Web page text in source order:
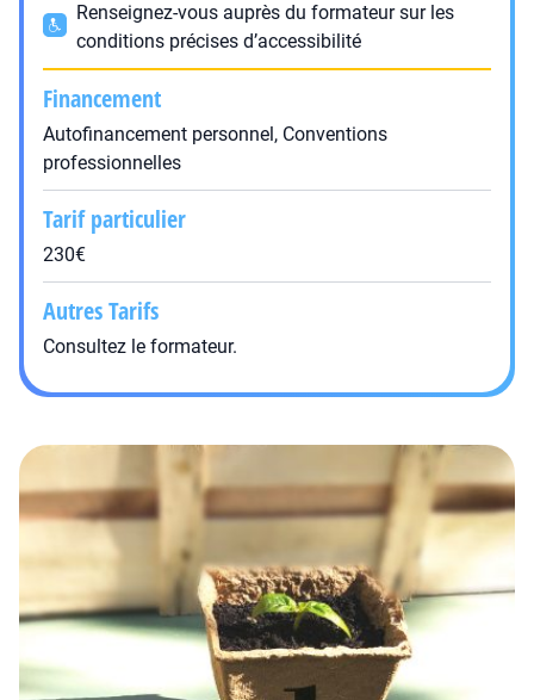
Renseignez-vous auprès du formateur sur les
conditions précises d’accessibilité
Financement
Autofinancement personnel, Conventions
professionnelles
Tarif particulier
230€
Autres Tarifs
Consultez le formateur.